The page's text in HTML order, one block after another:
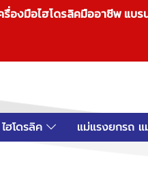
องมือไฮโดรลิคมืออาชีพ แ
ฮโดรลิค แม่แรงยกรถ แ